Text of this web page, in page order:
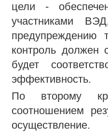
цели -
участниками
предупреждению
контроль должен
будет
эффективность.
По второму
соотношением
осуществление.